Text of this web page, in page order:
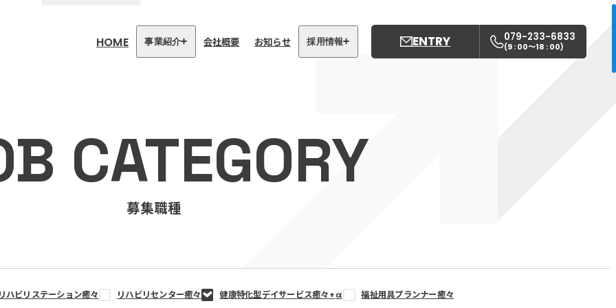
HOME 事業紹介
リハビリセンター癒々
健康特化型デイサービス癒々＋
α
福祉用具プランナー癒々
姫路中央保育園
会社概要 お知らせ 採用情報 ENTRY 079-233-6833
(9 : 00〜18 : 00)
CATEGORY
募集職種
ハビリステーション癒々 リハビリセンター癒々 健康特化型デイサービス癒々+α 福祉用具プランナー癒々